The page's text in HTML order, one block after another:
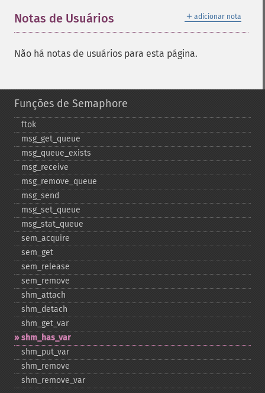
＋ adicionar nota
Notas de Usuários
Não há notas de usuários para esta página.
Funções de Semaphore
ftok
msg_​get_​queue
msg_​queue_​exists
msg_​receive
msg_​remove_​queue
msg_​send
msg_​set_​queue
msg_​stat_​queue
sem_​acquire
sem_​get
sem_​release
sem_​remove
shm_​attach
shm_​detach
shm_​get_​var
shm_​has_​var
shm_​put_​var
shm_​remove
shm_​remove_​var